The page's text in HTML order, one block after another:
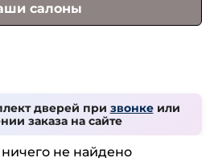
салоны
дверей при звонкеили
заказа на сайте
не найдено